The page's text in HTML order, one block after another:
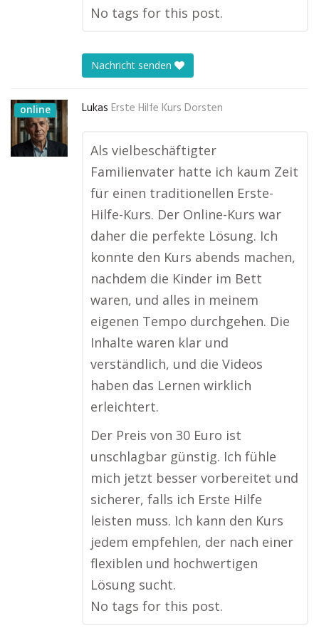
No tags for this post.
Nachricht senden
online Lukas Erste Hilfe Kurs Dorsten
Als vielbeschäftigter
Familienvater hatte ich kaum Zeit
für einen traditionellen Erste-
Hilfe-Kurs. Der Online-Kurs war
daher die perfekte Lösung. Ich
konnte den Kurs abends machen,
nachdem die Kinder im Bett
waren, und alles in meinem
eigenen Tempo durchgehen. Die
Inhalte waren klar und
verständlich, und die Videos
haben das Lernen wirklich
erleichtert.
Der Preis von 30 Euro ist
unschlagbar günstig. Ich fühle
mich jetzt besser vorbereitet und
sicherer, falls ich Erste Hilfe
leisten muss. Ich kann den Kurs
jedem empfehlen, der nach einer
flexiblen und hochwertigen
Lösung sucht.
No tags for this post.